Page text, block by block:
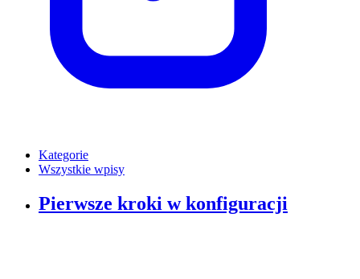
Kategorie
Wszystkie wpisy
Pierwsze kroki w konfiguracji